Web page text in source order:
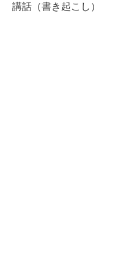
講話（書き起こし）